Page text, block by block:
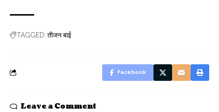
TAGGED: तीजन बाई
Facebook
Leave a Comment